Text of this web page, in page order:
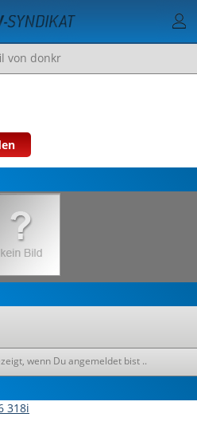
von donkr
wenn Du angemeldet bist ..
318i